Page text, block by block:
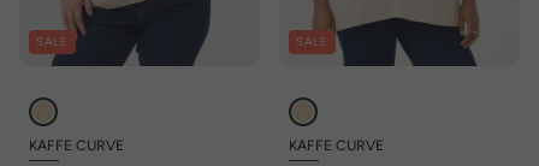
SALE
KAFFE CURVE
SALE
KAFFE CURVE